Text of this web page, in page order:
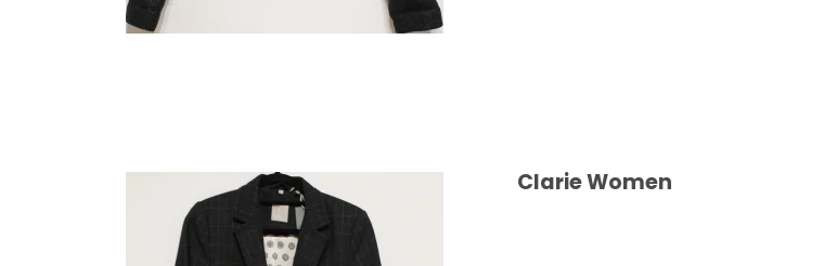
Clarie Women